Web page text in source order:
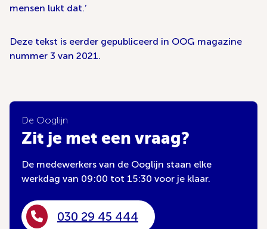
mensen lukt dat.’
Deze tekst is eerder gepubliceerd in OOG magazine
nummer 3 van 2021.
De Ooglijn
Zit je met een vraag?
De medewerkers van de Ooglijn staan elke
werkdag van 09:00 tot 15:30 voor je klaar.
030 29 45 444